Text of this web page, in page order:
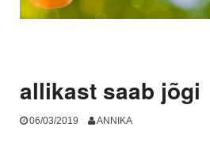
allikast saab jõgi
06/03/2019 ANNIKA